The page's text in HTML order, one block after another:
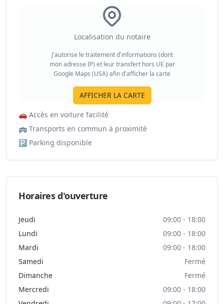
Localisation du notaire
J'autorise le traitement d'informations (dont
mon adresse IP) et leur transfert hors UE par
Google Maps (USA) afin d'afficher la carte
AFFICHER LA CARTE
🚗 Accès en voiture facilité
🚌 Transports en commun à proximité
🅿️ Parking disponible
Horaires d'ouverture
Jeudi
09:00 - 18:00
Lundi
09:00 - 18:00
Mardi
09:00 - 18:00
Samedi
Fermé
Dimanche
Fermé
Mercredi
09:00 - 18:00